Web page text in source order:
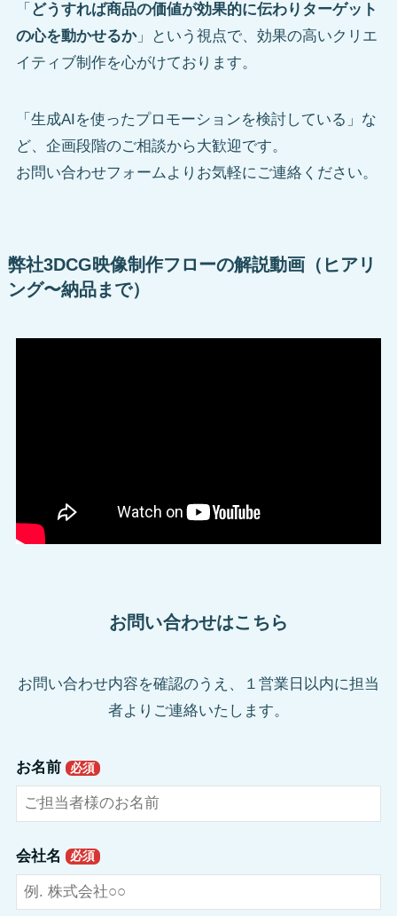
「 どうすれば商品の価値が効果的に伝わりターゲット
の心を動かせるか」という視点で、効果の高いクリエ
イティブ制作を心がけております。
「生成AIを使ったプロモーションを検討している」な
ど、企画段階のご相談から大歓迎です。
お問い合わせフォームよりお気軽にご連絡ください。
弊社3DCG映像制作フローの解説動画（ヒアリ
ング〜納品まで）
お問い合わせはこちら
お問い合わせ内容を確認のうえ、１営業日以内に担当
者よりご連絡いたします。
お名前 必須
会社名 必須